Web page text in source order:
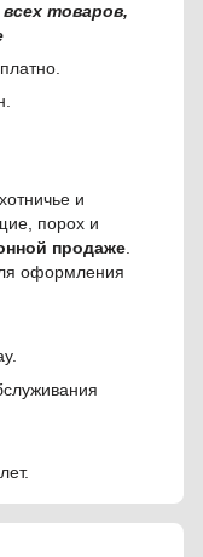
товаров,
и
порох и
продаже
оформления